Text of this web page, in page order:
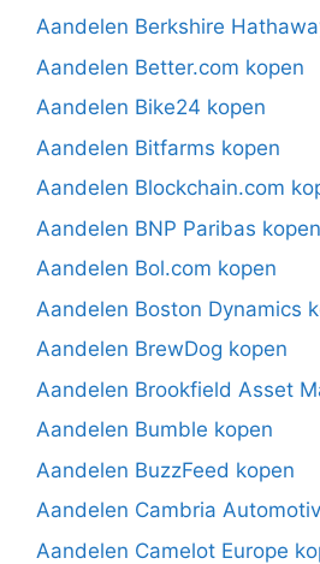
Aandelen Berkshire
Aandelen Better.com kopen
Aandelen Bike24 kopen
Aandelen Bitfarms kopen
Aandelen Blockchain.com
Aandelen BNP Paribas kopen
Aandelen Bol.com kopen
Aandelen Boston Dynamics
Aandelen BrewDog kopen
Aandelen Brookfield Asset
Aandelen Bumble kopen
Aandelen BuzzFeed kopen
Aandelen Cambria
Aandelen Camelot Europe